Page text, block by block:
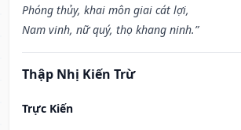
Phóng thủy, khai môn giai cát lợi,
Nam vinh, nữ quý, thọ khang ninh.”
Thập Nhị Kiến Trừ
Trực Kiến